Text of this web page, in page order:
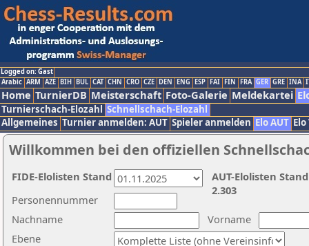
Logged on: Gast
Arabic ARM AZE BIH BUL CAT CHN CRO CZE DEN ENG ESP FAI FIN FRA GER GRE INA
Home TurnierDB Meisterschaft Foto-Galerie Meldekartei
Turnierschach-Elozahl Schnellschach-Elozahl
Allgemeines Turnier anmelden: AUT Spieler anmelden Elo AUT
Willkommen bei den offiziellen
Nachname
Vorname
Ebene
Personennummer
AUT-Elolisten
2.303
FIDE-Elolisten Stand